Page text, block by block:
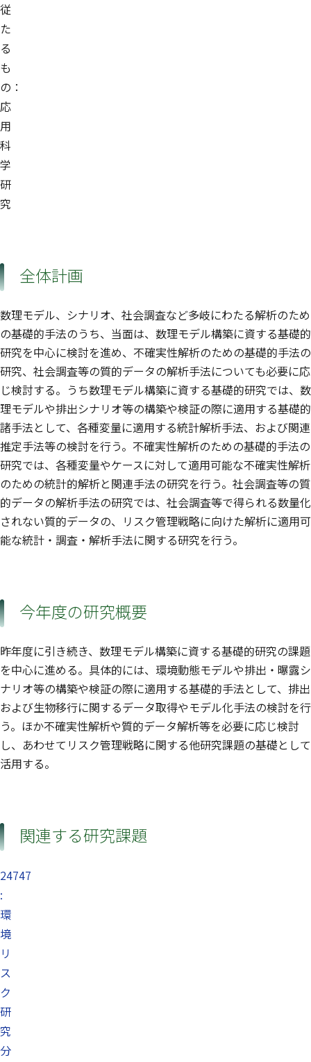
従
た
る
も
の：
応
用
科
学
研
究
全体計画
数理モデル、シナリオ、社会調査など多岐にわたる解析のため
の基礎的手法のうち、当面は、数理モデル構築に資する基礎的
研究を中心に検討を進め、不確実性解析のための基礎的手法の
研究、社会調査等の質的データの解析手法についても必要に応
じ検討する。うち数理モデル構築に資する基礎的研究では、数
理モデルや排出シナリオ等の構築や検証の際に適用する基礎的
諸手法として、各種変量に適用する統計解析手法、および関連
推定手法等の検討を行う。不確実性解析のための基礎的手法の
研究では、各種変量やケースに対して適用可能な不確実性解析
のための統計的解析と関連手法の研究を行う。社会調査等の質
的データの解析手法の研究では、社会調査等で得られる数量化
されない質的データの、リスク管理戦略に向けた解析に適用可
能な統計・調査・解析手法に関する研究を行う。
今年度の研究概要
昨年度に引き続き、数理モデル構築に資する基礎的研究の課題
を中心に進める。具体的には、環境動態モデルや排出・曝露シ
ナリオ等の構築や検証の際に適用する基礎的手法として、排出
および生物移行に関するデータ取得やモデル化手法の検討を行
う。ほか不確実性解析や質的データ解析等を必要に応じ検討
し、あわせてリスク管理戦略に関する他研究課題の基礎として
活用する。
関連する研究課題
24747
:
環
境
リ
ス
ク
研
究
分